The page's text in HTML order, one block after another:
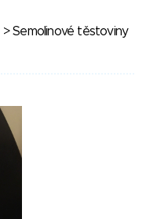
>Semolinové těstoviny